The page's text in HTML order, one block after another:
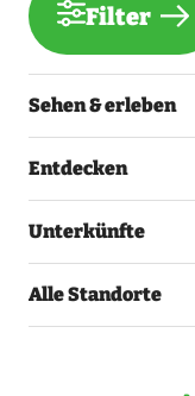
Filter
Sehen & erleben
Entdecken
Unterkünfte
Alle Standorte